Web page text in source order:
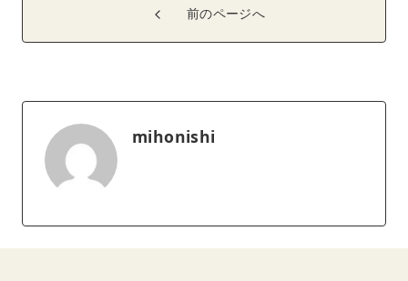
前のページへ
mihonishi